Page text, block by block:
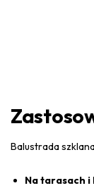
Balustrada
Na tarasach i